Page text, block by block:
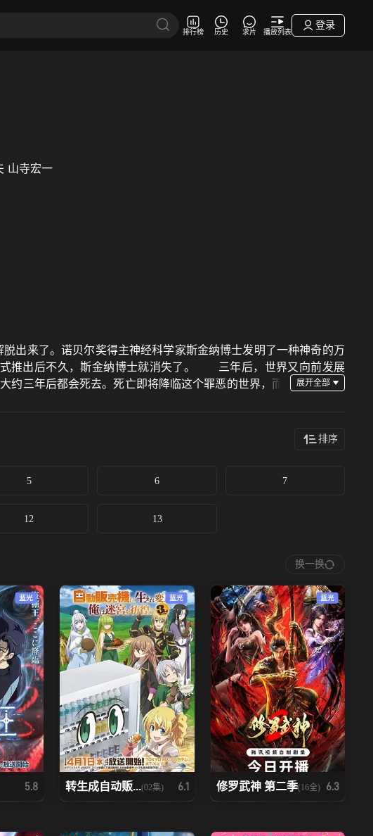
排行榜 历史 求片 播放列表
登录
山寺宏一
来了。诺贝尔奖得主神经科学家斯金纳博士发明了一种神奇的万
推出后不久，斯金纳博士就消失了。 三年后，世界又向前发展
三年后都会死去。死亡即将降临这个罪恶的世界，而
排序
5 6 7
12 13
换一换
蓝光
5.8
蓝光
转生成自动贩...(02集) 6.1
蓝光
修罗武神 第二季(16全) 6.3